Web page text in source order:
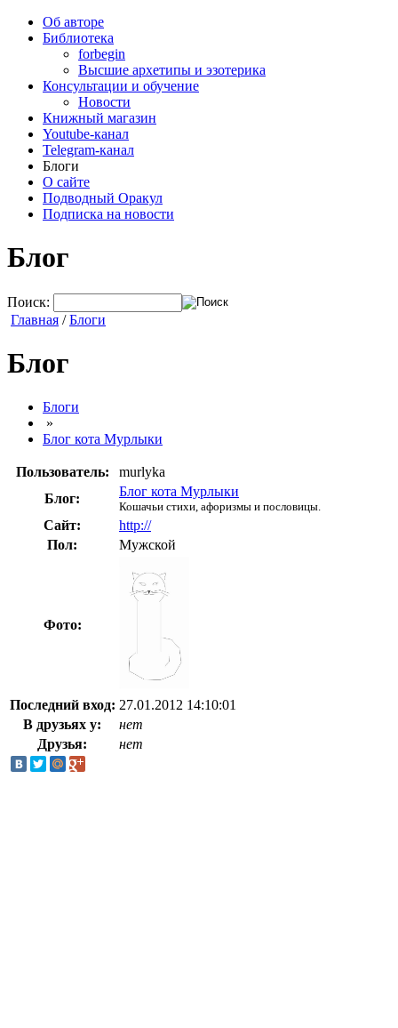
Об авторе
Библиотека
forbegin
Высшие архетипы и эзотерика
Консультации и обучение
Новости
Книжный магазин
Youtube-канал
Telegram-канал
Блоги
О сайте
Подводный Оракул
Подписка на новости
Блог
Поиск:
Главная /Блоги
Блог
Блоги
»
Блог кота Мурлыки
Пользователь:
murlyka
Блог:
Блог кота Мурлыки
Кошачьи стихи, афоризмы и пословицы.
Сайт:
http://
Пол:
Мужской
Фото:
Последний вход: 27.01.2012 14:10:01
В друзьях у:
нет
Друзья:
нет